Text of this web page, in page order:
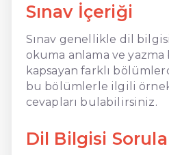
Sınav İçeriği
Sınav genellikle dil
okuma anlama ve
kapsayan farklı
bu bölümlerle ilgili
cevapları bulabilirsiniz.
Dil Bilgisi